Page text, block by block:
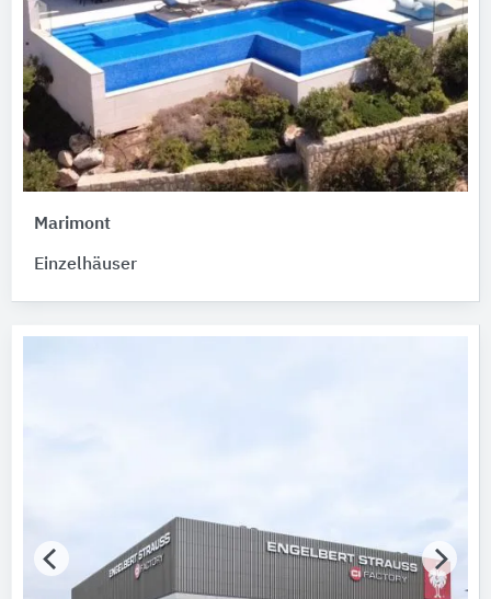
AWARD Auszeichnung
Bitte auswählen
Hersteller
Daikin Airconditioning Germany
Gebäude
Bitte auswählen
Fertigstellung (Jahr)
Bitte wählen…
Bitte auswählen
Marimont
Einzelhäuser